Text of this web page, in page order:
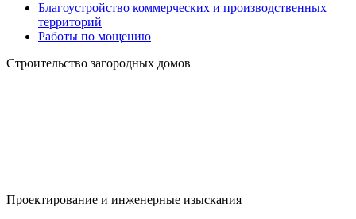
Благоустройство коммерческих и производственных
территорий
Работы по мощению
Строительство загородных домов
Проектирование и инженерные изыскания